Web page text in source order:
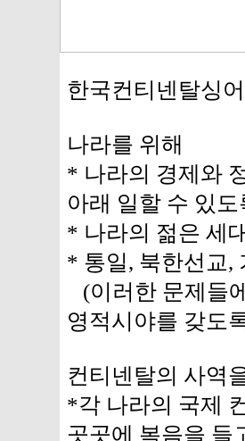
한국컨티넨탈싱
나라를 위해
* 나라의 경제와
아래 일할 수 있도
* 나라의 젊은 세
* 통일, 북한선교,
(이러한 문제들
영적시야를 갖도
컨티넨탈의 사역
*각 나라의 국제
곳곳에 복음을 들